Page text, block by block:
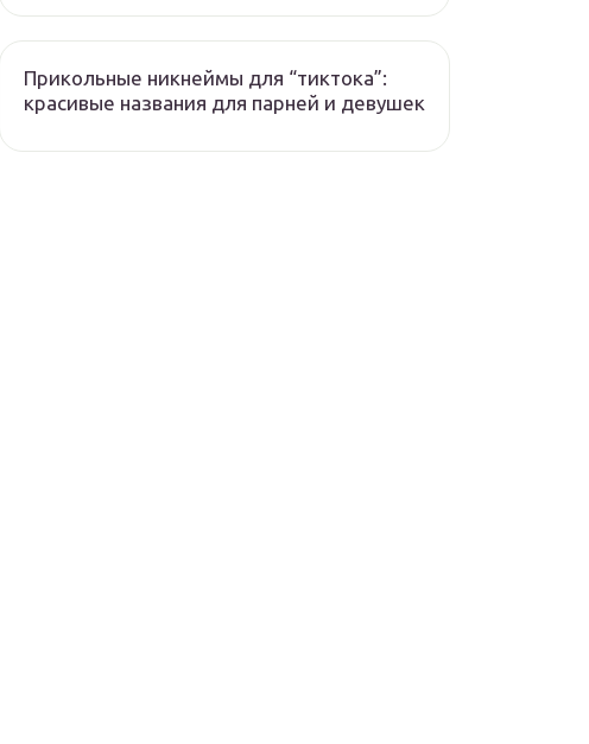
Прикольные никнеймы для “тиктока”:
красивые названия для парней и девушек